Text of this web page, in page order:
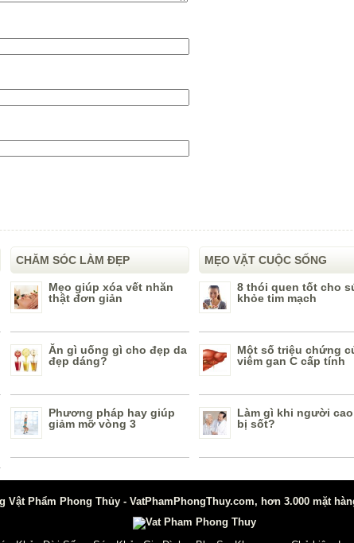
CHĂM SÓC LÀM ĐẸP
Mẹo giúp xóa vết nhăn
thật đơn giản
Ăn gì uống gì cho đẹp da
đẹp dáng?
Phương pháp hay giúp
giảm mỡ vòng 3
MẸO VẶT CUỘC SỐNG
8 thói quen tốt cho
khỏe tim mạch
Một số triệu chứng
viêm gan C cấp tính
Làm gì khi người
bị sốt?
Vật Phẩm Phong Thủy - VatPhamPhongThuy.com, hơn 3.000 mặt